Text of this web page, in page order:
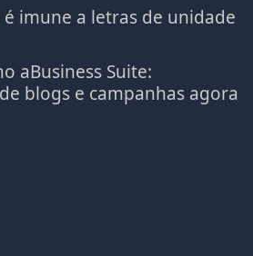
é imune a letras de unidade
aBusiness Suite:
blogs e campanhas agora